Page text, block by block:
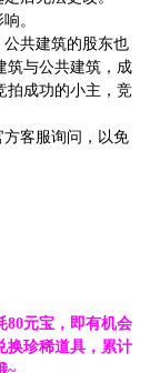
。
共建筑的股东也
筑与公共建筑，成
拍成功的小主，竞
客服询问，以免
80元宝，即有机会
换珍稀道具，累计